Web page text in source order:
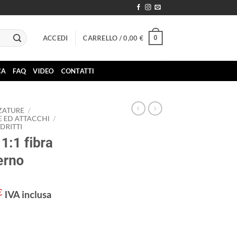
ACCEDI CARRELLO /0,00 € 0
FAQ VIDEO CONTATTI
/
ED ATTACCHI /
fibra
IlIVA inclusa